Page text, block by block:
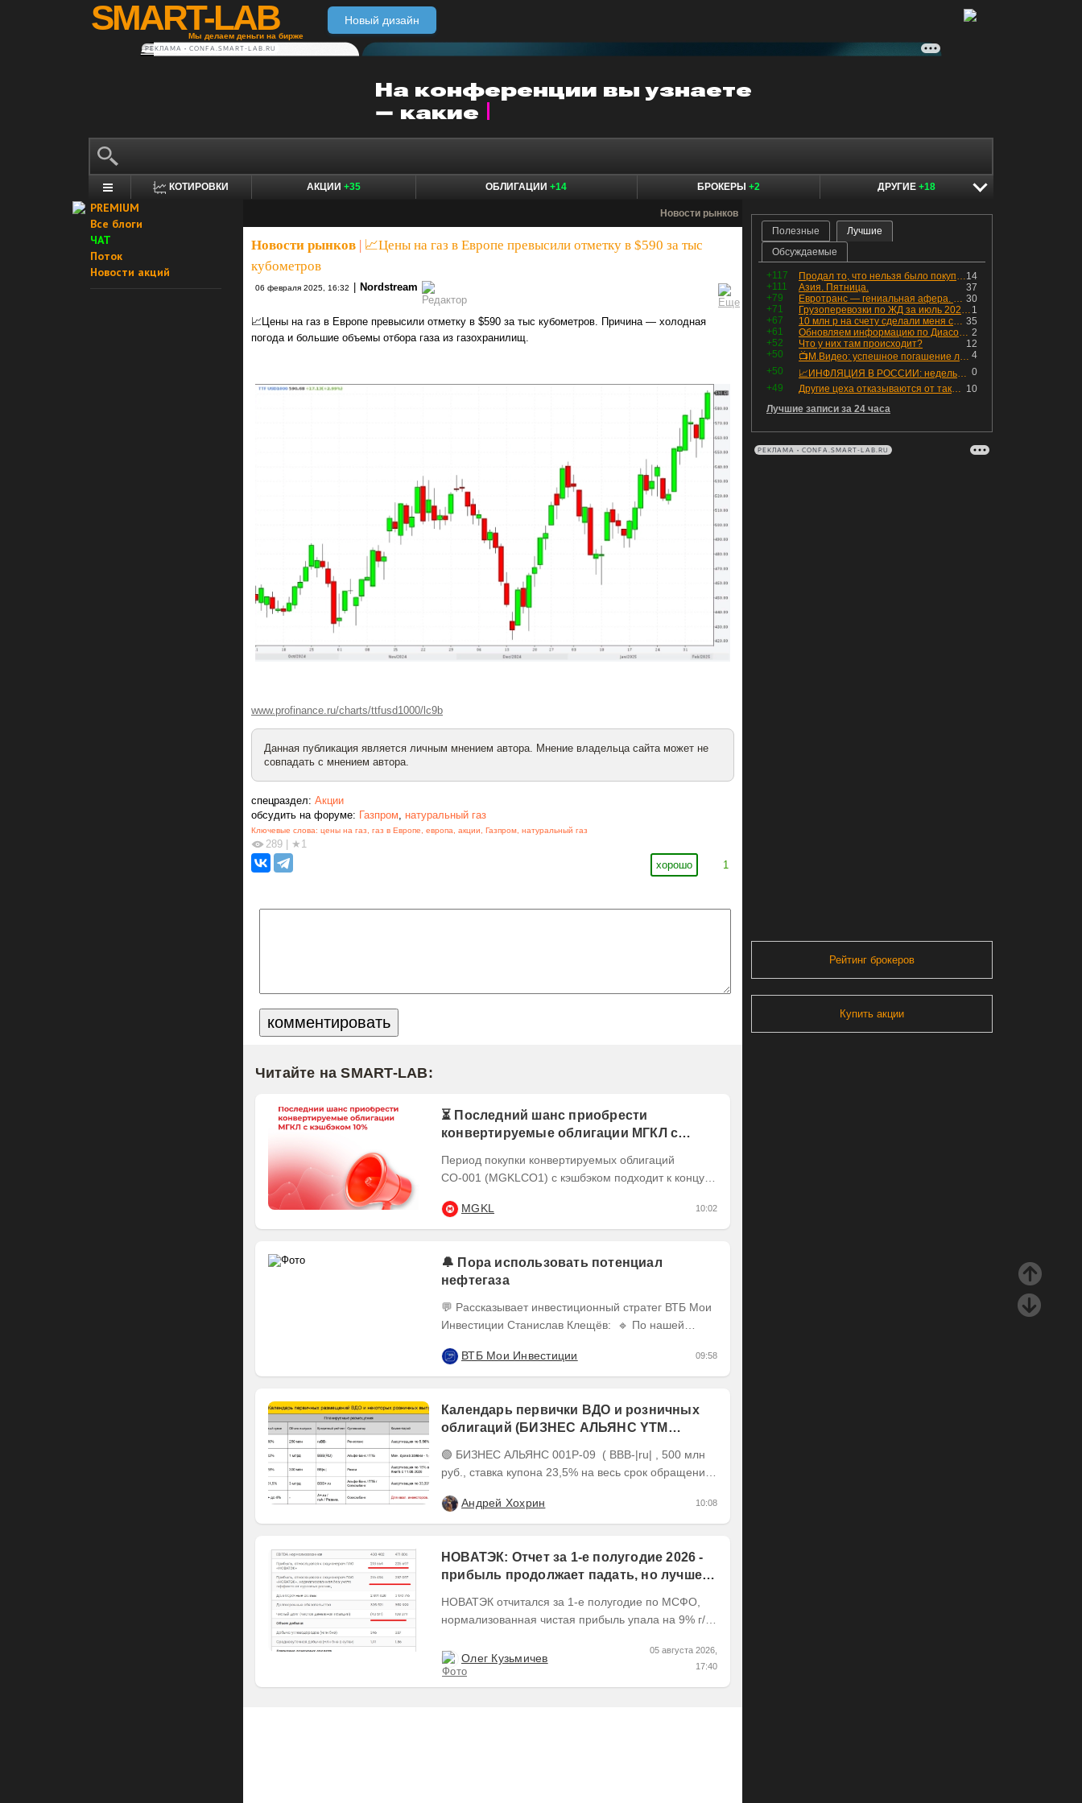
SMART-LAB
Мы делаем деньги на бирже
Новый дизайн
РЕКЛАМА • CONFA.SMART-LAB.RU
КОТИРОВКИ АКЦИИ +35 ОБЛИГАЦИИ +14 БРОКЕРЫ +2 ДРУГИЕ +18
PREMIUM
Все блоги
ЧАТ
Поток
Новости акций
Новости рынков
Новости рынков
📈Цены на газ в Европе превысили отметку в $590 за тыс
кубометров
06 февраля 2025, 16:32 Nordstream
📈Цены на газ в Европе превысили отметку в $590 за тыс кубометров. Причина — холодная
погода и большие объемы отбора газа из газохранилищ.
www.profinance.ru/charts/ttfusd1000/lc9b
Данная публикация является личным мнением автора. Мнение владельца сайта может не
совпадать с мнением автора.
спецраздел: Акции
обсудить на форуме: Газпром, натуральный газ
Ключевые слова: цены на газ газ в Европе европа акции Газпром натуральный газ
289
★1
хорошо
1
Читайте на SMART-LAB:
⏳ Последний шанс приобрести
конвертируемые облигации МГКЛ с
Период покупки конвертируемых облигаций
СО-001 (MGKLCO1) с кэшбэком подходит к концу.
квалифицированным...
MGKL 10:02
🔔 Пора использовать потенциал
нефтегаза
💬 Рассказывает инвестиционный стратег ВТБ Мои
Инвестиции Станислав Клещёв: 🔹 По нашей
сектора в...
ВТБ Мои Инвестиции 09:58
Календарь первички ВДО и розничных
облигаций (БИЗНЕС АЛЬЯНС YTM
🟢 БИЗНЕС АЛЬЯНС 001P-09 ( BBB-|ru| , 500 млн
руб., ставка купона 23,5% на весь срок обращения,
Андрей Хохрин
10:08
НОВАТЭК: Отчет за 1-е полугодие 2026 -
прибыль продолжает падать, но лучшее
НОВАТЭК отчитался за 1-е полугодие по МСФО,
нормализованная чистая прибыль упала на 9% г/г
Олег Кузьмичев
05 августа 2026,
17:40
Полезные
Лучшие
Обсуждаемые
+117 14
Продал то, что нельзя было покупать. Изменения в портфеле
+111
37
Азия. Пятница.
+79
30
Евротранс — гениальная афера. Собрал с инвесторов денег, выплатил дивидендов больше текущей капитализации и ушёл в дефолт
+71
1
Грузоперевозки по ЖД за июль 2026 г. — четвёртый месяц подряд роста, чёрные металлы на уровне прошлого года, а каменный уголь в плюсе.
+67
35
10 млн р на счету сделали меня счастливым? Ожидание vs Реальность!
+61
2
Обновляем информацию по Диасофту: дивиденды и выкуп
+52
12
Что у них там происходит?
+50
4
📺М.Видео: успешное погашение любимого флоатера
+50
0
📈ИНФЛЯЦИЯ В РОССИИ: недельная дефляция, но в годовом выражении рост 😢
+49
10
Другие цеха отказываются от таких деталей — а мы построили на них производство с оборотом 70 млн
Лучшие записи за 24 часа
РЕКЛАМА • CONFA.SMART-LAB.RU
Рейтинг брокеров
Купить акции